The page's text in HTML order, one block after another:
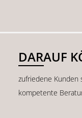
DARAUF
zufriedene Kunden
kompetente